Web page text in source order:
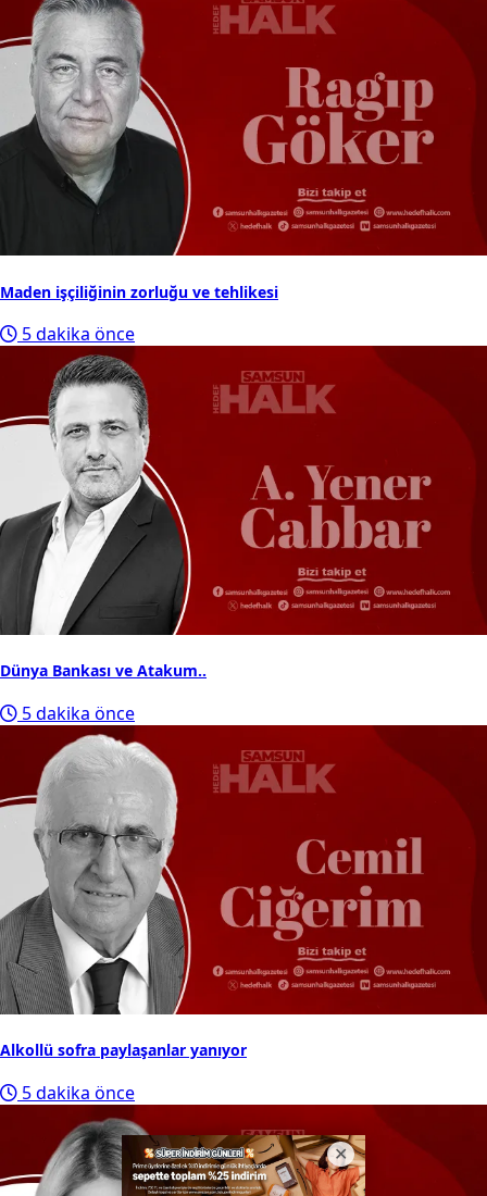
Maden işçiliğinin zorluğu ve tehlikesi
5 dakika önce
Dünya Bankası ve Atakum..
5 dakika önce
Alkollü sofra paylaşanlar yanıyor
5 dakika önce